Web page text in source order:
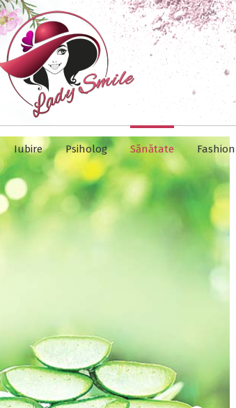
Iubire Psiholog Sănătate Fashion